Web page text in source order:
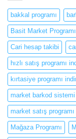
bakkal programı
Basit Market Programı
Cari hesap takibi
hızlı satış programı
kırtasiye programı
market barkod sistemi
market satış
Mağaza Programı